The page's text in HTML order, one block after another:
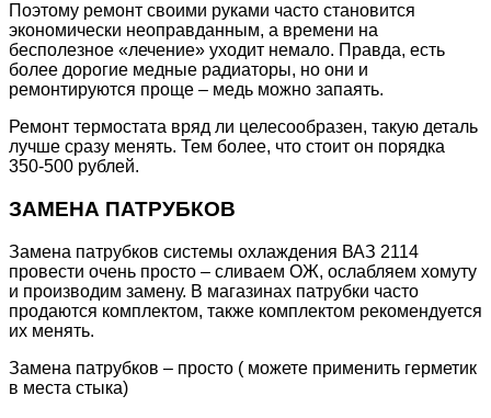
Поэтому ремонт своими руками часто становится
экономически неоправданным, а времени на
бесполезное «лечение» уходит немало. Правда, есть
более дорогие медные радиаторы, но они и
ремонтируются проще – медь можно запаять.
Ремонт термостата вряд ли целесообразен, такую деталь
лучше сразу менять. Тем более, что стоит он порядка
350-500 рублей.
ЗАМЕНА ПАТРУБКОВ
Замена патрубков системы охлаждения ВАЗ 2114
провести очень просто – сливаем ОЖ, ослабляем хомуту
и производим замену. В магазинах патрубки часто
продаются комплектом, также комплектом рекомендуется
их менять.
Замена патрубков – просто ( можете применить герметик
в места стыка)